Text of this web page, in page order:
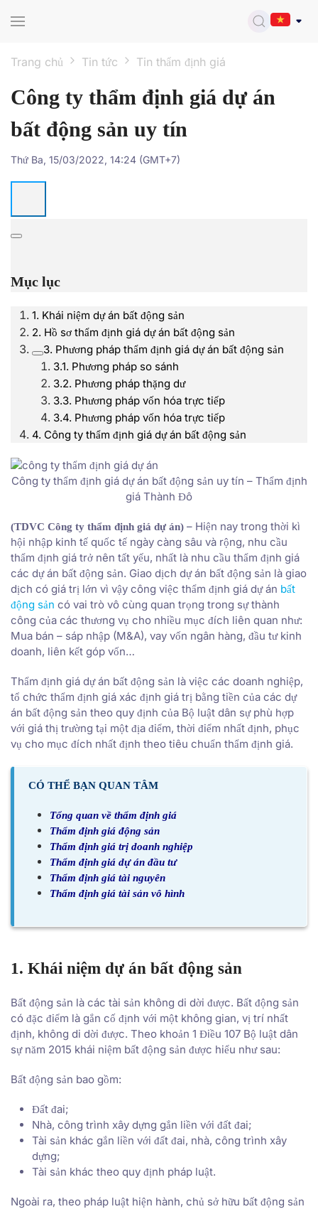
Trang chủ Tin tức Tin thẩm định giá
Công ty thẩm định giá dự án
bất động sản uy tín
Thứ Ba, 15/03/2022, 14:24 (GMT+7)
Mục lục
1. Khái niệm dự án bất động sản
2. Hồ sơ thẩm định giá dự án bất động sản
3. Phương pháp thẩm định giá dự án bất động sản
3.1. Phương pháp so sánh
3.2. Phương pháp thặng dư
3.3. Phương pháp vốn hóa trực tiếp
3.4. Phương pháp vốn hóa trực tiếp
4. Công ty thẩm định giá dự án bất động sản
Công ty thẩm định giá dự án bất động sản uy tín – Thẩm định
giá Thành Đô
(TDVC Công ty thẩm định giá dự án) – Hiện nay trong thời kì
hội nhập kinh tế quốc tế ngày càng sâu và rộng, nhu cầu
thẩm định giá trở nên tất yếu, nhất là nhu cầu thẩm định giá
các dự án bất động sản. Giao dịch dự án bất động sản là giao
dịch có giá trị lớn vì vậy công việc thẩm định giá dự án bất
động sản có vai trò vô cùng quan trọng trong sự thành
công của các thương vụ cho nhiều mục đích liên quan như:
Mua bán – sáp nhập (M&A), vay vốn ngân hàng, đầu tư kinh
doanh, liên kết góp vốn…
Thẩm định giá dự án bất động sản là việc các doanh nghiệp,
tổ chức thẩm định giá xác định giá trị bằng tiền của các dự
án bất động sản theo quy định của Bộ luật dân sự phù hợp
với giá thị trường tại một địa điểm, thời điểm nhất định, phục
vụ cho mục đích nhất định theo tiêu chuẩn thẩm định giá.
CÓ THỂ BẠN QUAN TÂM
Tổng quan về thẩm định giá
Thẩm định giá động sản
Thẩm định giá trị doanh nghiệp
Thẩm định giá dự án đầu tư
Thẩm định giá tài nguyên
Thẩm định giá tài sản vô hình
1. Khái niệm dự án bất động sản
Bất động sản là các tài sản không di dời được. Bất động sản
có đặc điểm là gắn cố định với một không gian, vị trí nhất
định, không di dời được. Theo khoản 1 Điều 107 Bộ luật dân
sự năm 2015 khái niệm bất động sản được hiểu như sau:
Bất động sản bao gồm:
Đất đai;
Nhà, công trình xây dựng gắn liền với đất đai;
Tài sản khác gắn liền với đất đai, nhà, công trình xây
dựng;
Tài sản khác theo quy định pháp luật.
Ngoài ra, theo pháp luật hiện hành, chủ sở hữu bất động sản